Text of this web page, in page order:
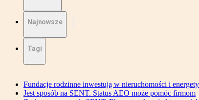
Najnowsze
Tagi
Fundacje rodzinne inwestują w nieruchomości i
Jest sposób na SENT. Status AEO może pomóc firmom